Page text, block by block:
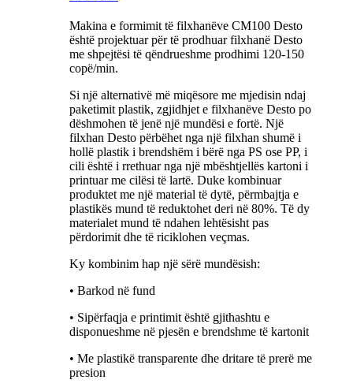
Makina e formimit të filxhanëve CM100 Desto
është projektuar për të prodhuar filxhanë Desto
me shpejtësi të qëndrueshme prodhimi 120-150
copë/min.
Si një alternativë më miqësore me mjedisin ndaj
paketimit plastik, zgjidhjet e filxhanëve Desto po
dëshmohen të jenë një mundësi e fortë. Një
filxhan Desto përbëhet nga një filxhan shumë i
hollë plastik i brendshëm i bërë nga PS ose PP, i
cili është i rrethuar nga një mbështjellës kartoni i
printuar me cilësi të lartë. Duke kombinuar
produktet me një material të dytë, përmbajtja e
plastikës mund të reduktohet deri në 80%. Të dy
materialet mund të ndahen lehtësisht pas
përdorimit dhe të riciklohen veçmas.
Ky kombinim hap një sërë mundësish:
• Barkod në fund
• Sipërfaqja e printimit është gjithashtu e
disponueshme në pjesën e brendshme të kartonit
• Me plastikë transparente dhe dritare të prerë me
presion